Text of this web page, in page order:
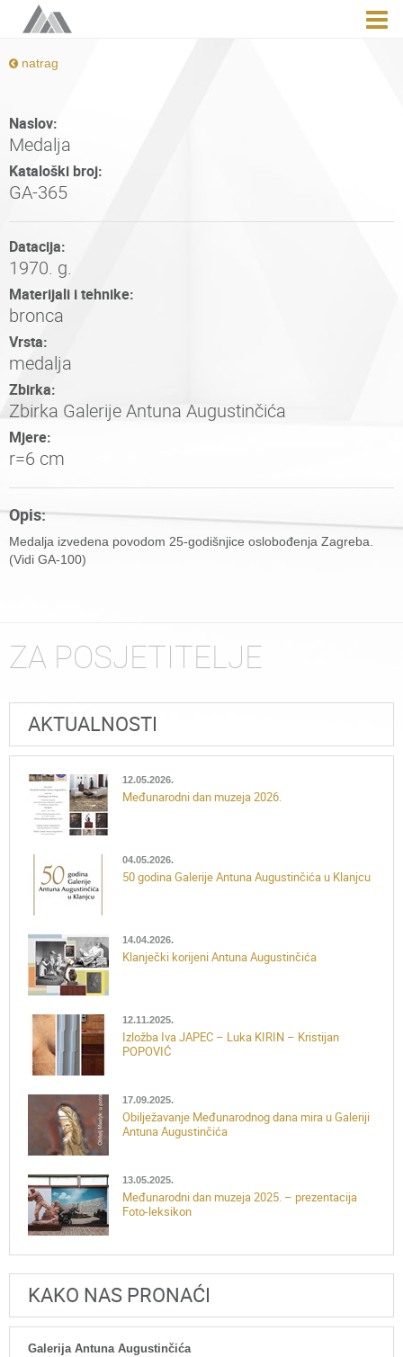
natrag
Naslov:
Medalja
Kataloški broj:
GA-365
Datacija:
1970. g.
Materijali i tehnike:
bronca
Vrsta:
medalja
Zbirka:
Zbirka Galerije Antuna Augustinčića
Mjere:
r=6 cm
Opis:
Medalja izvedena povodom 25-godišnjice oslobođenja Zagreba.
(Vidi GA-100)
ZA POSJETITELJE
AKTUALNOSTI
12.05.2026.
Međunarodni dan muzeja 2026.
04.05.2026.
50 godina Galerije Antuna Augustinčića u Klanjcu
14.04.2026.
Klanječki korijeni Antuna Augustinčića
12.11.2025.
Izložba Iva JAPEC – Luka KIRIN – Kristijan
POPOVIĆ
17.09.2025.
Obilježavanje Međunarodnog dana mira u Galeriji
Antuna Augustinčića
13.05.2025.
Međunarodni dan muzeja 2025. – prezentacija
Foto-leksikon
KAKO NAS PRONAĆI
Galerija Antuna Augustinčića